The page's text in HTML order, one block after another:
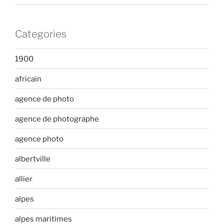
Categories
1900
africain
agence de photo
agence de photographe
agence photo
albertville
allier
alpes
alpes maritimes